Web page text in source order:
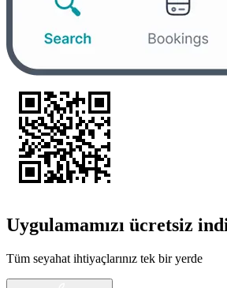
Uygulamamızı ücretsiz
Tüm seyahat ihtiyaçlarınız tek bir yerde